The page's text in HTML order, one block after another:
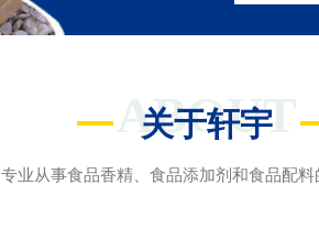
ABOUT
关于轩宇
专业从事食品香精、食品添加剂和食品配